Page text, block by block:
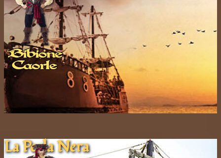
La Pe​rla ​Nera